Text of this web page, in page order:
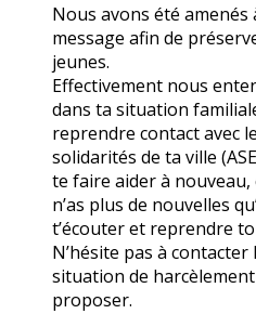
Nous avons été
message afin de
jeunes.
Effectivement nous
dans ta situation
reprendre contact avec
solidarités de ta ville
te faire aider à nouveau,
n’as plus de nouvelles
t’écouter et reprendre
N’hésite pas à
situation de
proposer.